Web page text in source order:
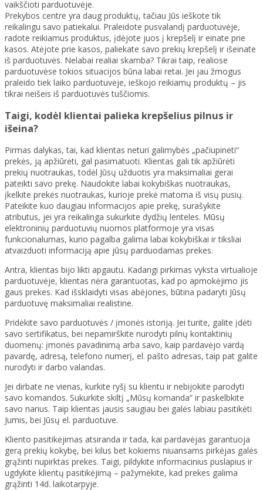
vaikščioti parduotuvėje.
Prekybos centre yra daug produktų, tačiau Jūs ieškote tik
reikalingu savo patiekalui. Praleidote pusvalandį parduotuvėje,
radote reikiamus produktus, įdėjote juos į krepšelį ir einate prie
kasos. Atėjote prie kasos, paliekate savo prekių krepšelį ir išeinate
iš parduotuvės. Nelabai realiai skamba? Tikrai taip, realiose
parduotuvėse tokios situacijos būna labai retai. Jei jau žmogus
praleido tiek laiko parduotuvėje, ieškojo reikiamų produktų – jis
tikrai neišeis iš parduotuvės tuščiomis.
Taigi, kodėl klientai palieka krepšelius pilnus ir
išeina?
Pirmas dalykas, tai, kad klientas neturi galimybės „pačiupinėti“
prekės, ją apžiūrėti, gal pasimatuoti. Klientas gali tik apžiūrėti
prekių nuotraukas, todėl Jūsų užduotis yra maksimaliai gerai
pateikti savo prekę. Naudokite labai kokybiškas nuotraukas,
įkelkite prekės nuotraukas, kurioje prekė matoma iš visų pusių.
Pateikite kuo daugiau informacijos apie prekę, surašykite
atributus, jei yra reikalinga sukurkite dydžių lenteles. Mūsų
elektroninių parduotuvių nuomos platformoje yra visas
funkcionalumas, kurio pagalba galima labai kokybiškai ir tiksliai
atvaizduoti informaciją apie jūsų parduodamas prekes.
Antra, klientas bijo likti apgautu. Kadangi pirkimas vyksta virtualioje
parduotuvėje, klientas nėra garantuotas, kad po apmokėjimo jis
gaus prekes. Kad išsklaidyti visas abėjones, būtina padaryti Jūsų
parduotuvę maksimaliai realistine.
Pridėkite savo parduotuvės / įmonės istoriją. Jei turite, galite įdėti
savo sertifikatus, bei nepamirškite nurodyti pilnų kontaktinių
duomenų: įmonės pavadinimą arba savo, kaip pardavėjo vardą
pavardę, adresą, telefono numerį, el. pašto adresas, taip pat galite
nurodyti ir darbo valandas.
Jei dirbate ne vienas, kurkite ryšį su klientu ir nebijokite parodyti
savo komandos. Sukurkite skiltį „Mūsų komanda“ ir paskelbkite
savo narius. Taip klientas jausis saugiau bei galės labiau pasitikėti
Jumis, bei Jūsų el. parduotuve.
Kliento pasitikėjimas atsiranda ir tada, kai pardavėjas garantuoja
gerą prekių kokybę, bei kilus bet kokiems niuansams pirkėjas galės
grąžinti nupirktas prekes. Taigi, pildykite informacinius puslapius ir
ugdykite klientų pasitikėjimą – pažymėkite, kad prekes galima
grąžinti 14d. laikotarpyje.